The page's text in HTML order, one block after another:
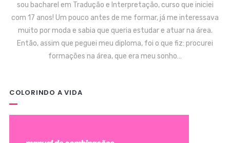
sou bacharel em Tradução e Interpretação, curso que iniciei
com 17 anos! Um pouco antes de me formar, já me interessava
muito por moda e sabia que queria estudar e atuar na área.
Então, assim que peguei meu diploma, foi o que fiz: procurei
formações na área, que era meu sonho…
COLORINDO A VIDA